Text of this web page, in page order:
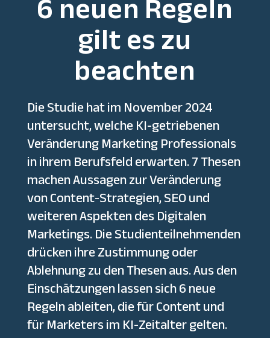
gilt es zu
beachten
Die Studie hat im November 2024
untersucht, welche KI-getriebenen
Veränderung Marketing Professionals
in ihrem Berufsfeld erwarten. 7 Thesen
machen Aussagen zur Veränderung
von Content-Strategien, SEO und
weiteren Aspekten des Digitalen
Marketings. Die Studienteilnehmenden
drücken ihre Zustimmung oder
Ablehnung zu den Thesen aus. Aus den
Einschätzungen lassen sich 6 neue
Regeln ableiten, die für Content und
für Marketers im KI-Zeitalter gelten.